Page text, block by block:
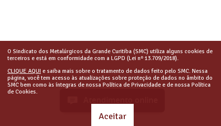
O Sindicato dos Metalúrgicos da Grande Curitiba (SMC) utiliza alguns cookies de
terceiros e está em conformidade com a LGPD (Lei nº 13.709/2018).
CLIQUE AQUI e saiba mais sobre o tratamento de dados feito pelo SMC. Nessa
página, você tem acesso às atualizações sobre proteção de dados no âmbito do
SMC bem como às íntegras de nossa Política de Privacidade e de nossa Política
de Cookies.
Aceitar